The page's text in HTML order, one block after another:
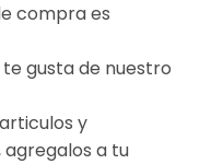
compra es
te gusta de nuestro
y
a tu